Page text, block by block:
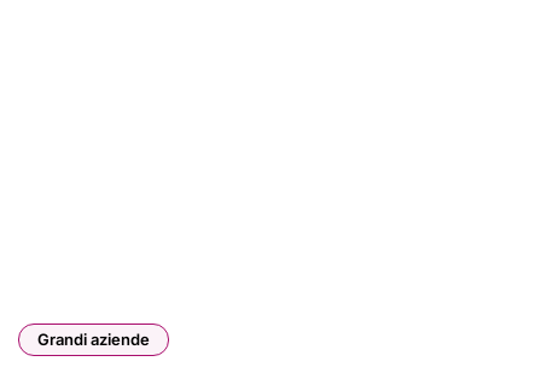
Grandi aziende